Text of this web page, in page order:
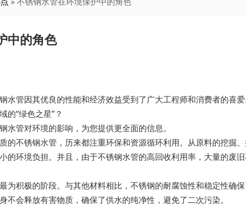
中的角色
水管因其优良的性能和经济效益受到了广大工程师和消费者的喜
的“绿色之星”？
水管对环境的影响，为您提供更全面的信息。
的不锈钢水管，历来都注重环保和资源循环利用。从原料的挖掘
的环境负担。并且，由于不锈钢水管的高回收利用率，大量的废
为积极的阶段。与其他材料相比，不锈钢的耐腐蚀性和稳定性确
不会释放有害物质，确保了供水的纯净性，避免了二次污染。